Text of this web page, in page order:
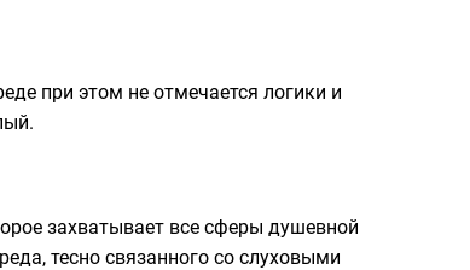
при этом не отмечается логики и
захватывает все сферы душевной
тесно связанного со слуховыми